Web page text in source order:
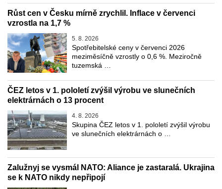
Růst cen v Česku mírně zrychlil. Inflace v červenci
vzrostla na 1,7 %
5. 8. 2026
Spotřebitelské ceny v červenci 2026
meziměsíčně vzrostly o 0,6 %. Meziročně
tuzemská …
ČEZ letos v 1. pololetí zvýšil výrobu ve slunečních
elektrárnách o 13 procent
4. 8. 2026
Skupina ČEZ letos v 1. pololetí zvýšil výrobu
ve slunečních elektrárnách o …
Zalužnyj se vysmál NATO: Aliance je zastaralá. Ukrajina
se k NATO nikdy nepřipojí